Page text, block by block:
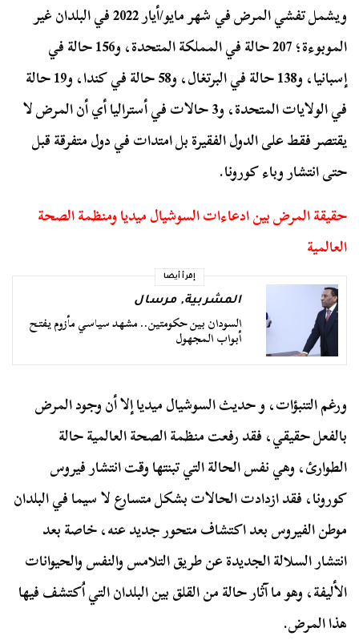
ويشمل تفشي المرض في شهر مايو/أيار 2022 في البلدان غير
الموبوءة؛ 207 حالة في المملكة المتحدة، و156 حالة في
إسبانيا، و138 حالة في البرتغال، و58 حالة في كندا، و19 حالة
في الولايات المتحدة، و3 حالات في أستراليا أي أن المرض لا
يقتصر فقط على الدول الفقيرة بل امتدات في دول متفرقة قبل
حتى انتشار وباء كورونا.
حقيقة المرض بين ادعاءات السوشيال ميديا ومنظمة الصحة
العالمية
إقرأ أيضا
المشربية,مرسال
السودان بين حكومتين.. مشهد سياسي مأزوم يفتح
أبواب المجهول
ورغم التنبؤات، و حديث السوشيال ميديا إلا أن وجود المرض
بالفعل حقيقي، فقد رفعت منظمة الصحة العالمية حالة
الطوارئ، وهي نفس الحالة التي تبنتها وقت انتشار فيروس
كورونا، فقد ازدادت الحالات بشكل متسارع لا سيما في البلدان
موطن الفيروس بعد اكتشاف متحور جديد عنه، خاصة بعد
انتشار السلالة الجديدة عن طريق التلامس والنفس والحيوانات
الأليفة، وهو ما آثار حالة من القلق بين البلدان التي اُكتشف فيها
هذا المرض.